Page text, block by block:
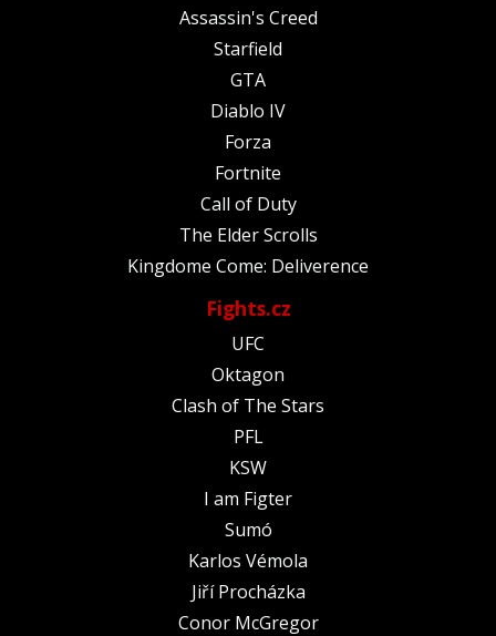
Assassin's Creed
Starfield
GTA
Diablo IV
Forza
Fortnite
Call of Duty
The Elder Scrolls
Kingdome Come: Deliverence
Fights.cz
UFC
Oktagon
Clash of The Stars
PFL
KSW
I am Figter
Sumó
Karlos Vémola
Jiří Procházka
Conor McGregor